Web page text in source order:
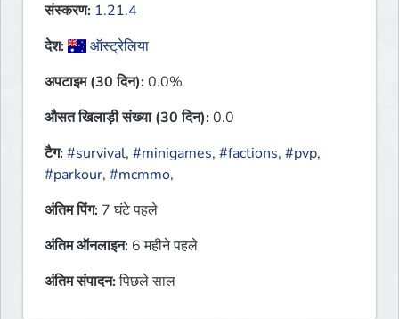
संस्करण: 1.21.4
देश:
ऑस्ट्रेलिया
अपटाइम (30 दिन):0.0%
औसत खिलाड़ी संख्या (30 दिन):0.0
टैग:#survival, #minigames, #factions, #pvp,
#parkour, #mcmmo,
अंतिम पिंग: 7 घंटे पहले
अंतिम ऑनलाइन: 6 महीने पहले
अंतिम संपादन:पिछले साल